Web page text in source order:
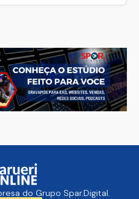
do Grupo Spar.Digital.